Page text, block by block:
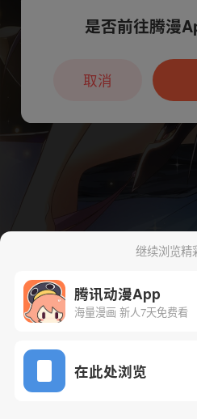
下一话
继续浏览精
腾讯动漫App
海量漫画 新人7天免费看
在此处浏览
本章节仅支持App阅
户7天免
是否前往腾漫
取消